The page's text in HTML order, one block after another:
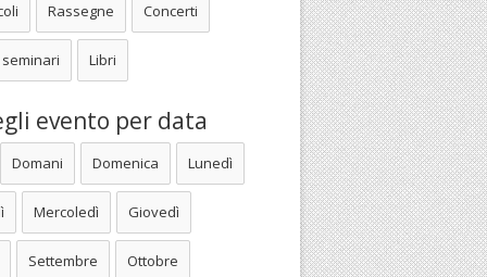
Rassegne Concerti
Libri
evento per data
Domani Domenica Lunedì
Mercoledì Giovedì
Settembre Ottobre